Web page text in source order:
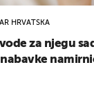
HRVATSKA
za njegu